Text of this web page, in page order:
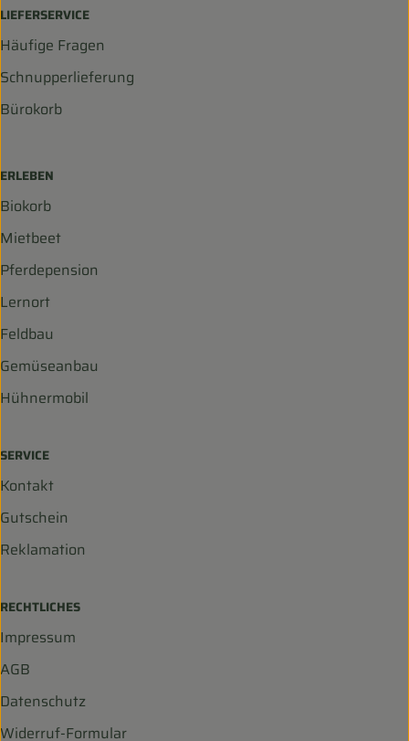
LIEFERSERVICE
Häufige Fragen
Schnupperlieferung
Bürokorb
ERLEBEN
Biokorb
Mietbeet
Pferdepension
Lernort
Feldbau
Gemüseanbau
Hühnermobil
SERVICE
Kontakt
Gutschein
Reklamation
RECHTLICHES
Impressum
AGB
Datenschutz
Widerruf-Formular